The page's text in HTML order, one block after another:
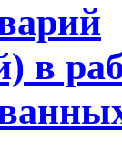
в